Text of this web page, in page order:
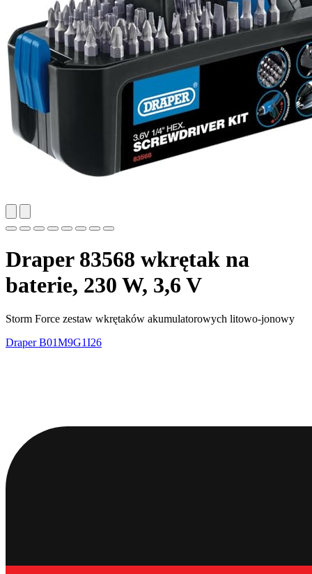
Draper 83568 wkrętak na
baterie, 230 W, 3,6 V
Storm Force zestaw wkrętaków akumulatorowych litowo-jonowy
DraperB01M9G1I26